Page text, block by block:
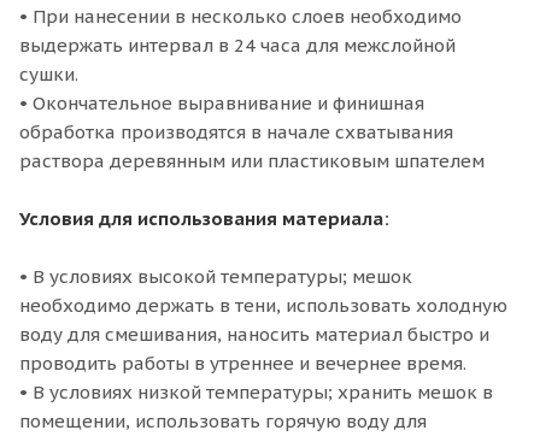
• При нанесении в несколько слоев необходимо
выдержать интервал в 24 часа для межслойной
сушки.
• Окончательное выравнивание и финишная
обработка производятся в начале схватывания
раствора деревянным или пластиковым шпателем
Условия для использования материала:
• В условиях высокой температуры; мешок
необходимо держать в тени, использовать холодную
воду для смешивания, наносить материал быстро и
проводить работы в утреннее и вечернее время.
• В условиях низкой температуры; хранить мешок в
помещении, использовать горячую воду для